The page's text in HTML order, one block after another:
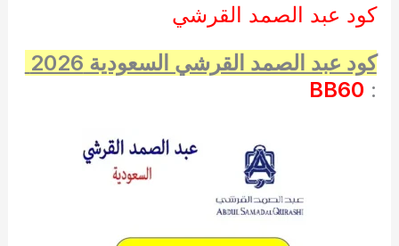
كود عبد الصمد القرشي
كود عبد الصمد القرشي السعودية 2026
:
BB60